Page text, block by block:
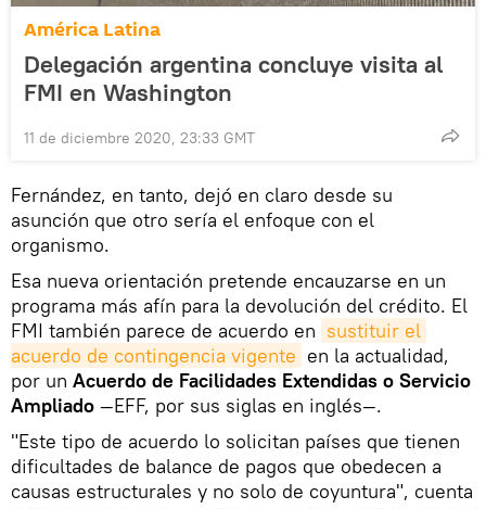
América Latina
Delegación argentina concluye visita al
FMI en Washington
11 de diciembre 2020, 23:33 GMT
Fernández, en tanto, dejó en claro desde su
asunción que otro sería el enfoque con el
organismo.
Esa nueva orientación pretende encauzarse en un
programa más afín para la devolución del crédito. El
FMI también parece de acuerdo en sustituir el
acuerdo de contingencia vigente en la actualidad,
por un Acuerdo de Facilidades Extendidas o Servicio
Ampliado —EFF, por sus siglas en inglés—.
"Este tipo de acuerdo lo solicitan países que tienen
dificultades de balance de pagos que obedecen a
causas estructurales y no solo de coyuntura", cuenta